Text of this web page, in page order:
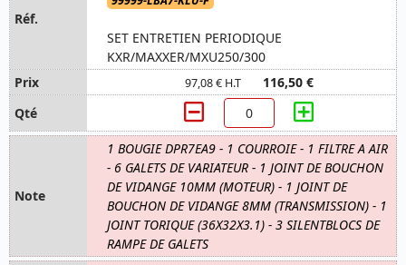
SET ENTRETIEN PERIODIQUE
KXR/MAXXER/MXU250/300
97,08 € H.T 116,50 €
1 BOUGIE DPR7EA9 - 1 COURROIE - 1 FILTRE A AIR
- 6 GALETS DE VARIATEUR - 1 JOINT DE BOUCHON
DE VIDANGE 10MM (MOTEUR) - 1 JOINT DE
BOUCHON DE VIDANGE 8MM (TRANSMISSION) - 1
JOINT TORIQUE (36X32X3.1) - 3 SILENTBLOCS DE
RAMPE DE GALETS